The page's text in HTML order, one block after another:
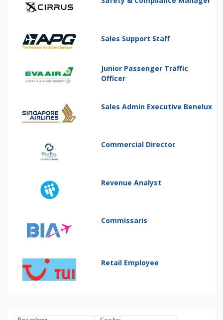
Sales Support Staff
Junior Passenger Traffic
Officer
Sales Admin Executive Benelux
Commercial Director
Revenue Analyst
Commissaris
Retail Employee